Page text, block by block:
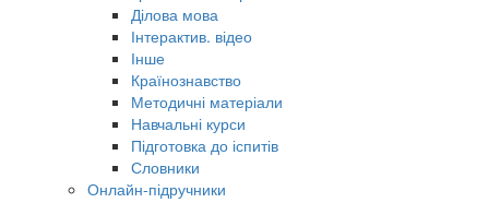
Ділова мова
Інтерактив. відео
Інше
Країнознавство
Методичні матеріали
Навчальні курси
Підготовка до іспитів
Словники
Онлайн-підручники